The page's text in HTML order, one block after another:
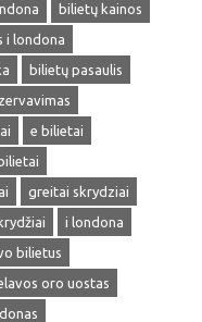
bilietų kainos
i londona
bilietų pasaulis
e bilietai
greitai skrydziai
i londona
bilietus
oro uostas